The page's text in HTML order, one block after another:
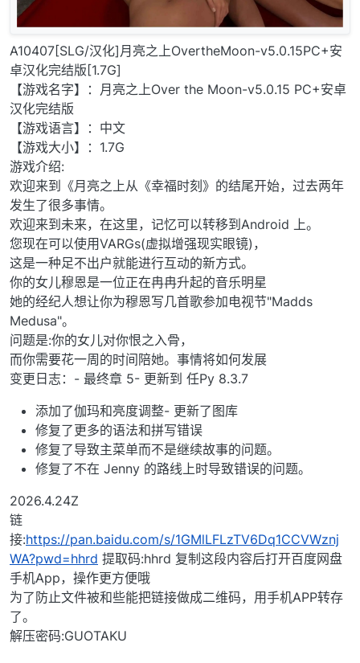
A10407[SLG/汉化]月亮之上OvertheMoon-v5.0.15PC+安
卓汉化完结版[1.7G]
【游戏名字】：月亮之上Over the Moon-v5.0.15 PC+安卓
汉化完结版
【游戏语言】：中文
【游戏大小】：1.7G
游戏介绍:
欢迎来到《月亮之上从《幸福时刻》的结尾开始，过去两年
发生了很多事情。
欢迎来到未来，在这里，记忆可以转移到Android 上。
您现在可以使用VARGs(虚拟增强现实眼镜)，
这是一种足不出户就能进行互动的新方式。
你的女儿穆恩是一位正在冉冉升起的音乐明星
她的经纪人想让你为穆恩写几首歌参加电视节"Madds
Medusa"。
问题是:你的女儿对你恨之入骨，
而你需要花一周的时间陪她。事情将如何发展
变更日志：- 最终章 5- 更新到 任Py 8.3.7
添加了伽玛和亮度调整- 更新了图库
修复了更多的语法和拼写错误
修复了导致主菜单而不是继续故事的问题。
修复了不在 Jenny 的路线上时导致错误的问题。
2026.4.24Z
链
接:https://pan.baidu.com/s/1GMlLFLzTV6Dq1CCVWznj
WA?pwd=hhrd 提取码:hhrd 复制这段内容后打开百度网盘
手机App，操作更方便哦
为了防止文件被和些能把链接做成二维码，用手机APP转存
了。
解压密码:GUOTAKU